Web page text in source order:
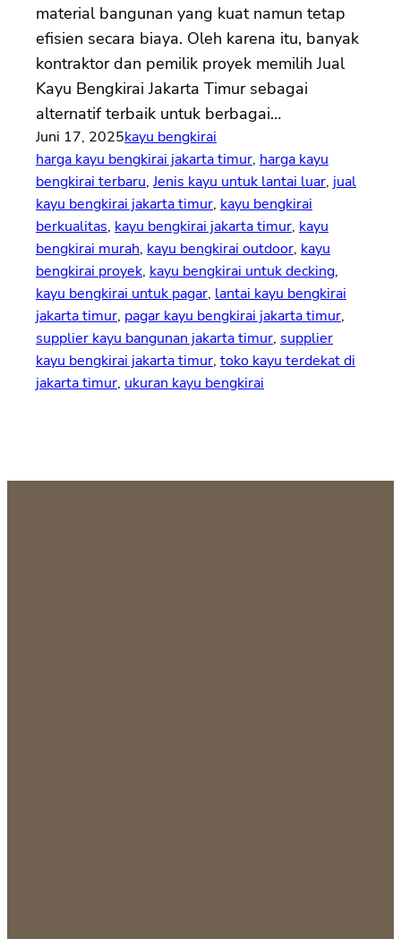
material bangunan yang kuat namun tetap
efisien secara biaya. Oleh karena itu, banyak
kontraktor dan pemilik proyek memilih Jual
Kayu Bengkirai Jakarta Timur sebagai
alternatif terbaik untuk berbagai…
Juni 17, 2025kayu bengkirai
harga kayu bengkirai jakarta timur, harga kayu
bengkirai terbaru, Jenis kayu untuk lantai luar, jual
kayu bengkirai jakarta timur, kayu bengkirai
berkualitas, kayu bengkirai jakarta timur, kayu
bengkirai murah, kayu bengkirai outdoor, kayu
bengkirai proyek, kayu bengkirai untuk decking
kayu bengkirai untuk pagar, lantai kayu bengkirai
jakarta timur, pagar kayu bengkirai jakarta timur
supplier kayu bangunan jakarta timur, supplier
kayu bengkirai jakarta timur, toko kayu terdekat di
jakarta timur, ukuran kayu bengkirai